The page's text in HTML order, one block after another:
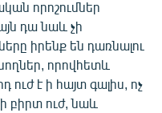
որոշումներ
դա նաև չի
իրենք են դառնալու
որովհետև
ուժ է ի հայտ գալիս, ոչ
բիրտ ուժ, նաև